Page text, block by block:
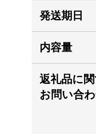
発送期日
内容量
返礼品に
お問い合